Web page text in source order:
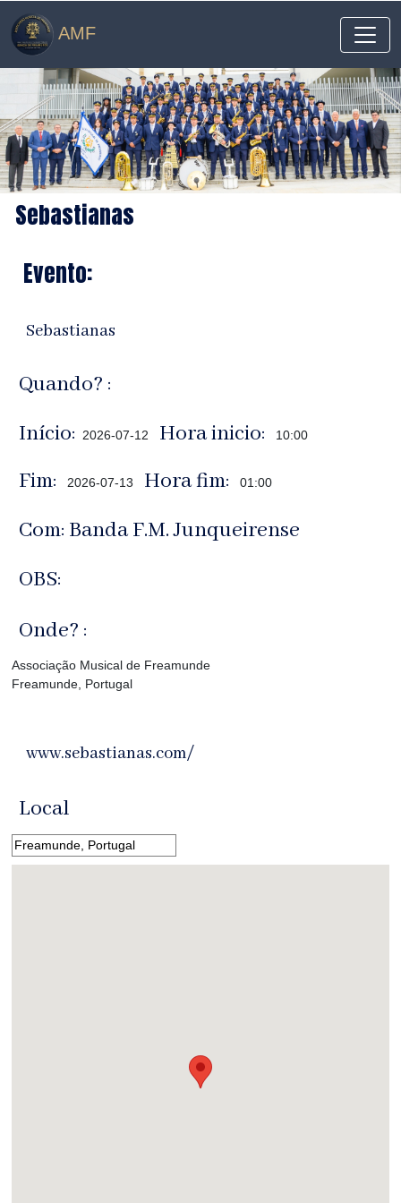
AMF
Sebastianas
Evento:
Sebastianas
Quando? :
Início: 2026-07-12 Hora inicio: 10:00
Fim: 2026-07-13 Hora fim: 01:00
Com: Banda F.M. Junqueirense
OBS:
Onde? :
Associação Musical de Freamunde
Freamunde, Portugal
www.sebastianas.com/
Local